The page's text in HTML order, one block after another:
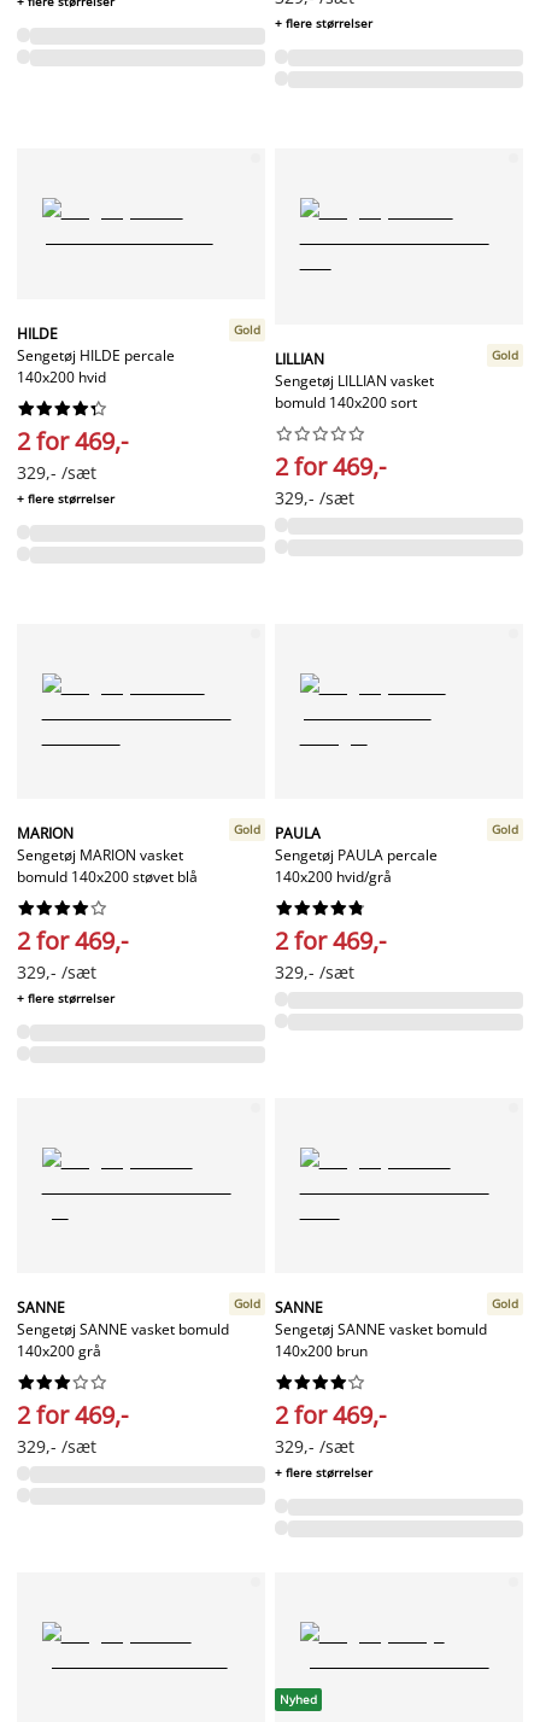
+ flere størrelser
HILDE
Sengetøj HILDE percale
140x200 hvid
Gold






2 for 469,-
329,- /sæt
+ flere størrelser
LILLIAN
Sengetøj LILLIAN vasket
bomuld 140x200 sort
Gold






2 for 469,-
329,- /sæt
MARION
Sengetøj MARION vasket
bomuld 140x200 støvet blå
Gold






2 for 469,-
329,- /sæt
+ flere størrelser
PAULA
Sengetøj PAULA percale
140x200 hvid/grå
Gold






2 for 469,-
329,- /sæt
SANNE
Sengetøj SANNE vasket bomuld
140x200 grå
Gold






2 for 469,-
329,- /sæt
SANNE
Sengetøj SANNE vasket bomuld
140x200 brun
Gold






2 for 469,-
329,- /sæt
+ flere størrelser
Nyhed